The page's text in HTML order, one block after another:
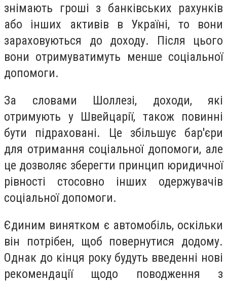
знімають гроші з банківських рахунків
або інших активів в Україні, то вони
зараховуються до доходу. Після цього
вони отримуватимуть менше соціальної
допомоги.
За словами Шоллезі, доходи, які
отримують у Швейцарії, також повинні
бути підраховані. Це збільшує бар'єри
для отримання соціальної допомоги, але
це дозволяє зберегти принцип юридичної
рівності стосовно інших одержувачів
соціальної допомоги.
Єдиним винятком є ​​автомобіль, оскільки
він потрібен, щоб повернутися додому.
Однак до кінця року будуть введенні нові
рекомендації щодо поводження з